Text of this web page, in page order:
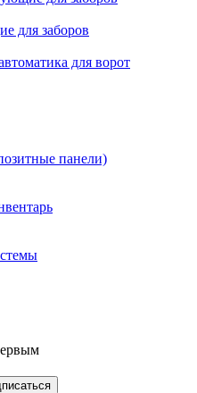
для заборов
для ворот
панели)